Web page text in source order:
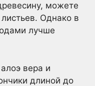
можете
Однако в
лучше
вера и
длиной до